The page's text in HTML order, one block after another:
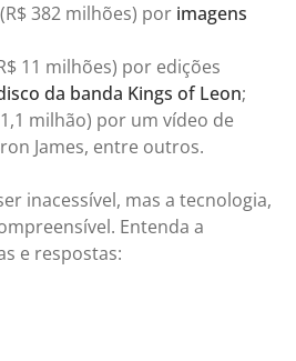
382 milhões) por imagens
11 milhões) por edições
da banda Kings of Leon;
milhão) por um vídeo de
James, entre outros.
inacessível, mas a tecnologia,
Entenda a
e respostas: